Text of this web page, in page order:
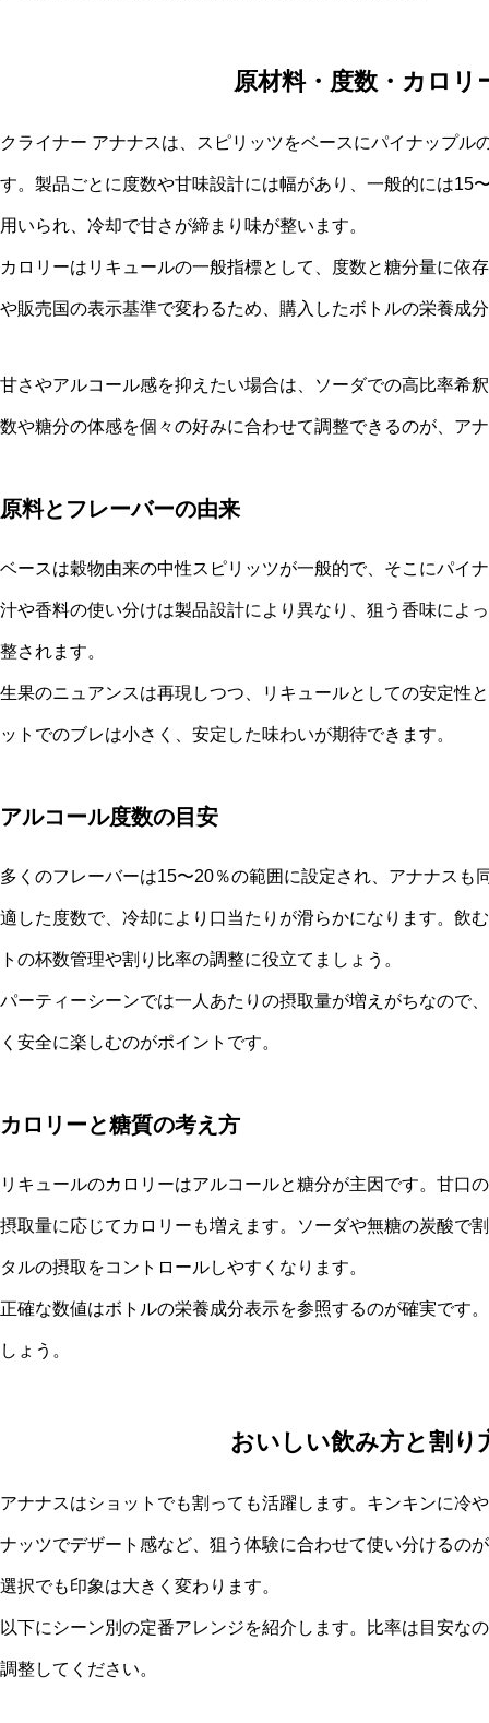
原材料・度数・カロリ
クライナー アナナスは、スピリッツをベースにパイナップル
す。製品ごとに度数や甘味設計には幅があり、一般的には15
用いられ、冷却で甘さが締まり味が整います。
カロリーはリキュールの一般指標として、度数と糖分量に依
や販売国の表示基準で変わるため、購入したボトルの栄養成
甘さやアルコール感を抑えたい場合は、ソーダでの高比率希
数や糖分の体感を個々の好みに合わせて調整できるのが、ア
原料とフレーバーの由来
ベースは穀物由来の中性スピリッツが一般的で、そこにパイ
汁や香料の使い分けは製品設計により異なり、狙う香味によ
整されます。
生果のニュアンスは再現しつつ、リキュールとしての安定性
ットでのブレは小さく、安定した味わいが期待できます。
アルコール度数の目安
多くのフレーバーは15〜20％の範囲に設定され、アナナスも
適した度数で、冷却により口当たりが滑らかになります。飲
トの杯数管理や割り比率の調整に役立てましょう。
パーティーシーンでは一人あたりの摂取量が増えがちなので
く安全に楽しむのがポイントです。
カロリーと糖質の考え方
リキュールのカロリーはアルコールと糖分が主因です。甘口
摂取量に応じてカロリーも増えます。ソーダや無糖の炭酸で
タルの摂取をコントロールしやすくなります。
正確な数値はボトルの栄養成分表示を参照するのが確実です
しょう。
おいしい飲み方と割り
アナナスはショットでも割っても活躍します。キンキンに冷
ナッツでデザート感など、狙う体験に合わせて使い分けるの
選択でも印象は大きく変わります。
以下にシーン別の定番アレンジを紹介します。比率は目安な
調整してください。